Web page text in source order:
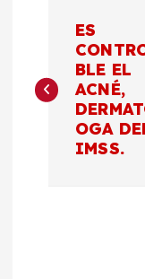
v
ES
BLE EL
ACNÉ,
OGA
IMSS.